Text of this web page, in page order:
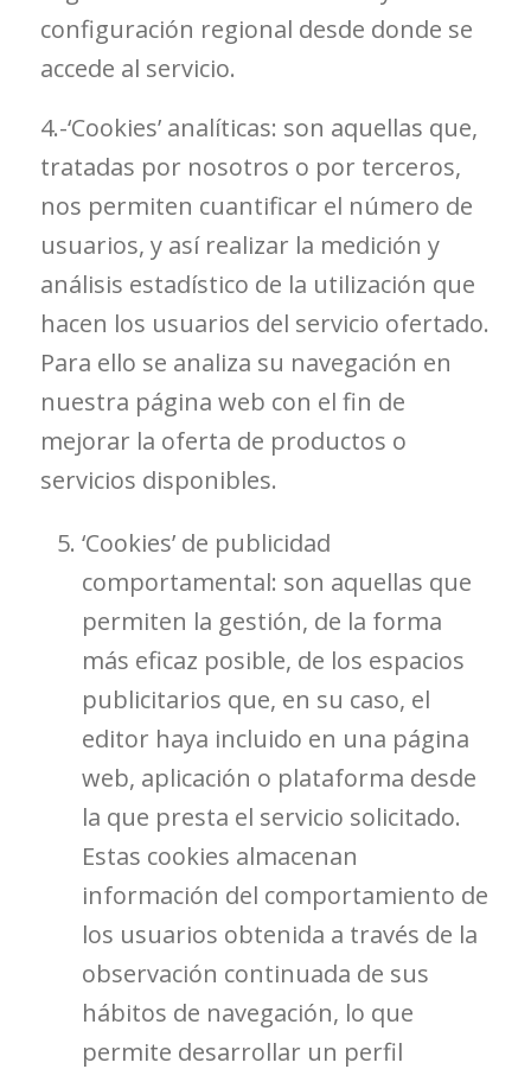
configuración regional desde donde se
accede al servicio.
4.-‘Cookies’ analíticas: son aquellas que,
tratadas por nosotros o por terceros,
nos permiten cuantificar el número de
usuarios, y así realizar la medición y
análisis estadístico de la utilización que
hacen los usuarios del servicio ofertado.
Para ello se analiza su navegación en
nuestra página web con el fin de
mejorar la oferta de productos o
servicios disponibles.
‘Cookies’ de publicidad
comportamental: son aquellas que
permiten la gestión, de la forma
más eficaz posible, de los espacios
publicitarios que, en su caso, el
editor haya incluido en una página
web, aplicación o plataforma desde
la que presta el servicio solicitado.
Estas cookies almacenan
información del comportamiento de
los usuarios obtenida a través de la
observación continuada de sus
hábitos de navegación, lo que
permite desarrollar un perfil